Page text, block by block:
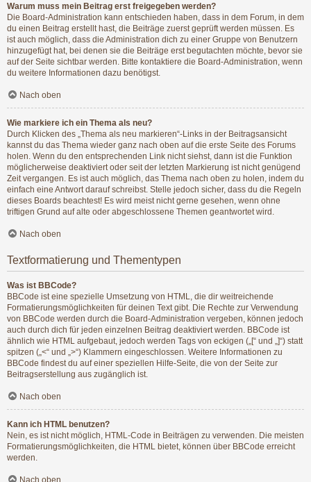
Warum muss mein Beitrag erst freigegeben werden?
Die Board-Administration kann entschieden haben, dass in dem Forum, in dem
du einen Beitrag erstellt hast, die Beiträge zuerst geprüft werden müssen. Es
ist auch möglich, dass die Administration dich zu einer Gruppe von Benutzern
hinzugefügt hat, bei denen sie die Beiträge erst begutachten möchte, bevor sie
auf der Seite sichtbar werden. Bitte kontaktiere die Board-Administration, wenn
du weitere Informationen dazu benötigst.
Nach oben
Wie markiere ich ein Thema als neu?
Durch Klicken des „Thema als neu markieren“-Links in der Beitragsansicht
kannst du das Thema wieder ganz nach oben auf die erste Seite des Forums
holen. Wenn du den entsprechenden Link nicht siehst, dann ist die Funktion
möglicherweise deaktiviert oder seit der letzten Markierung ist nicht genügend
Zeit vergangen. Es ist auch möglich, das Thema nach oben zu holen, indem du
einfach eine Antwort darauf schreibst. Stelle jedoch sicher, dass du die Regeln
dieses Boards beachtest! Es wird meist nicht gerne gesehen, wenn ohne
triftigen Grund auf alte oder abgeschlossene Themen geantwortet wird.
Nach oben
Textformatierung und Thementypen
Was ist BBCode?
BBCode ist eine spezielle Umsetzung von HTML, die dir weitreichende
Formatierungsmöglichkeiten für deinen Text gibt. Die Rechte zur Verwendung
von BBCode werden durch die Board-Administration vergeben, können jedoch
auch durch dich für jeden einzelnen Beitrag deaktiviert werden. BBCode ist
ähnlich wie HTML aufgebaut, jedoch werden Tags von eckigen („[“ und „]“) statt
spitzen („<“ und „>“) Klammern eingeschlossen. Weitere Informationen zu
BBCode findest du auf einer speziellen Hilfe-Seite, die von der Seite zur
Beitragserstellung aus zugänglich ist.
Nach oben
Kann ich HTML benutzen?
Nein, es ist nicht möglich, HTML-Code in Beiträgen zu verwenden. Die meisten
Formatierungsmöglichkeiten, die HTML bietet, können über BBCode erreicht
werden.
Nach oben